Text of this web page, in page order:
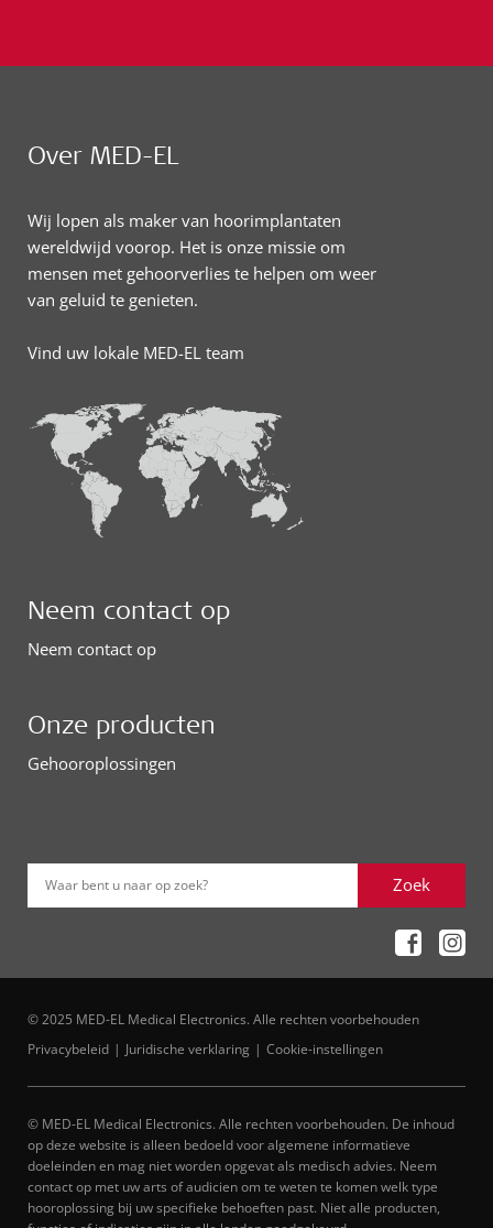
Over MED-EL
Wij lopen als maker van hoorimplantaten
wereldwijd voorop. Het is onze missie om
mensen met gehoorverlies te helpen om weer
van geluid te genieten.
Vind uw lokale MED-EL team
Neem contact op
Neem contact op
Onze producten
Gehooroplossingen
Waar bent u naar op zoek? Zoek
© 2025 MED-EL Medical Electronics. Alle rechten voorbehouden
Privacybeleid
Juridische verklaring Cookie-instellingen
© MED-EL Medical Electronics. Alle rechten voorbehouden. De inhoud
op deze website is alleen bedoeld voor algemene informatieve
doeleinden en mag niet worden opgevat als medisch advies. Neem
contact op met uw arts of audicien om te weten te komen welk type
hooroplossing bij uw specifieke behoeften past. Niet alle producten,